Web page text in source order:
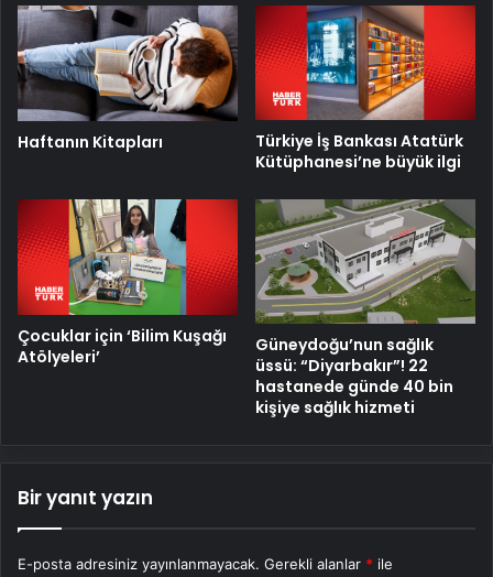
Haftanın Kitapları
Türkiye İş Bankası Atatürk
Kütüphanesi’ne büyük ilgi
Çocuklar için ‘Bilim Kuşağı
Atölyeleri’
Güneydoğu’nun sağlık
üssü: “Diyarbakır”! 22
hastanede günde 40 bin
kişiye sağlık hizmeti
Bir yanıt yazın
E-posta adresiniz yayınlanmayacak. Gerekli alanlar * ile